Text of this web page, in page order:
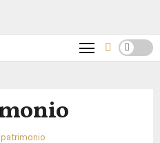
patrimonio